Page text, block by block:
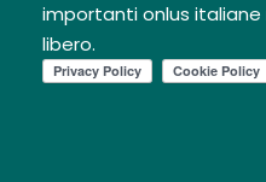
importanti onlus
libero.